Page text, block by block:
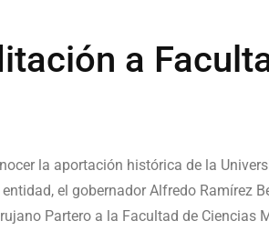
a
la aportación histórica de la
el gobernador Alfredo Ramírez
Partero a la Facultad de Ciencias